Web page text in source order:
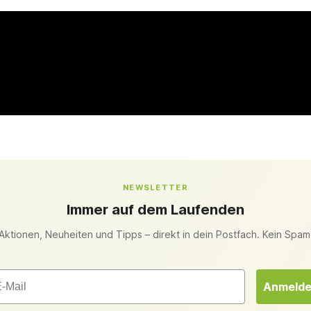
NEWSLETTER
Immer auf dem Laufenden
Neuheiten und Tipps – direkt in dein Postfach. Kein